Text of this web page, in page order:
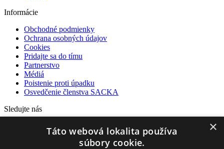
Informácie
Obchodné podmienky
Ochrana osobných údajov
Cookies
Pridajte sa do tímu
Partnerstvo
Médiá
Poistenie proti úpadku
Osvedčenie členstva SACKA
Sledujte nás
Facebook
Instagram
×
Táto webová lokalita používa
súbory cookie.